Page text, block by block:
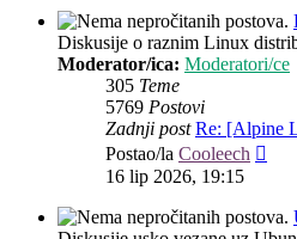
Diskusije o raznim Linux
Moderator/ica: Moderatori/ce
305 Teme
5769 Postovi
Zadnji post Re: [Alpine
Postao/la Cooleech
16 lip 2026, 19:15